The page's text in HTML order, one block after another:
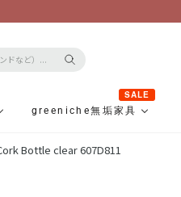
greeniche無垢家具
SALE
Bottle clear 607D811